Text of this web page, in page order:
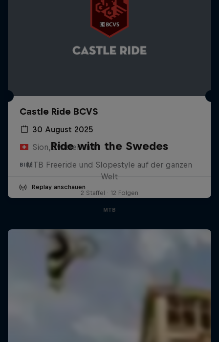
Castle Ride BCVS
30 August 2025
Sion, Switzerland
BIKE
Replay anschauen
Ride with the Swedes
MTB Freeride und Slopestyle auf der ganzen
Welt
2 Staffel · 12 Folgen
MTB